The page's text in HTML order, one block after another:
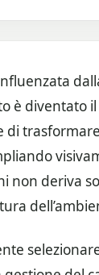
è diventato
di
non deriva